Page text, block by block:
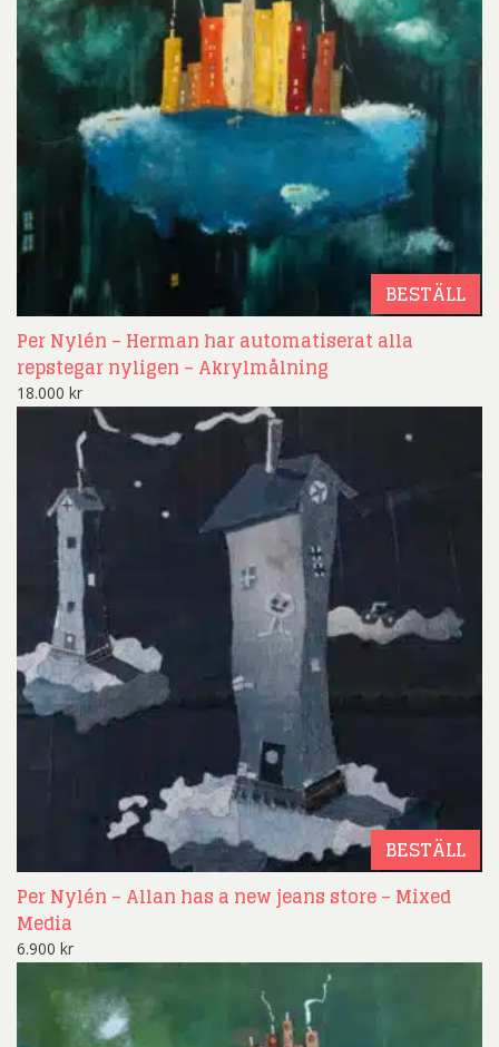
BESTÄLL
Per Nylén – Herman har automatiserat alla
repstegar nyligen – Akrylmålning
18.000 kr
BESTÄLL
Per Nylén – Allan has a new jeans store – Mixed
Media
6.900 kr